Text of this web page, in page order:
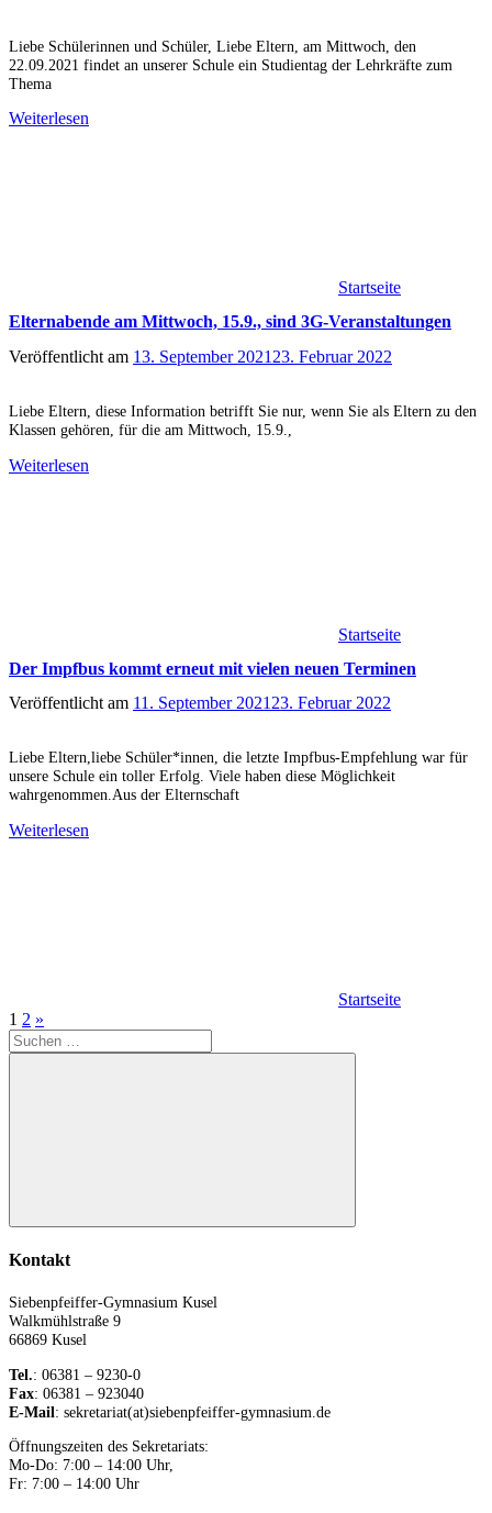
Liebe Schülerinnen und Schüler, Liebe Eltern, am Mittwoch, den
22.09.2021 findet an unserer Schule ein Studientag der Lehrkräfte zum
Thema
Weiterlesen
Startseite
Elternabende am Mittwoch, 15.9., sind 3G-Veranstaltungen
Veröffentlicht am 13. September 2021 23. Februar 2022
Liebe Eltern, diese Information betrifft Sie nur, wenn Sie als Eltern zu den
Klassen gehören, für die am Mittwoch, 15.9.,
Weiterlesen
Startseite
Der Impfbus kommt erneut mit vielen neuen Terminen
Veröffentlicht am 11. September 2021 23. Februar 2022
Liebe Eltern,liebe Schüler*innen, die letzte Impfbus-Empfehlung war für
unsere Schule ein toller Erfolg. Viele haben diese Möglichkeit
wahrgenommen.Aus der Elternschaft
Weiterlesen
Startseite
Seitennummerierung
der
Beiträge
1 2 Nächste
Beiträge
»
Suchen
nach:
Suchen
Kontakt
Siebenpfeiffer-Gymnasium Kusel
Walkmühlstraße 9
66869 Kusel
Tel.: 06381 – 9230-0
Fax: 06381 – 923040
E-Mail: sekretariat(at)siebenpfeiffer-gymnasium.de
Öffnungszeiten des Sekretariats:
Mo-Do: 7:00 – 14:00 Uhr,
Fr: 7:00 – 14:00 Uhr